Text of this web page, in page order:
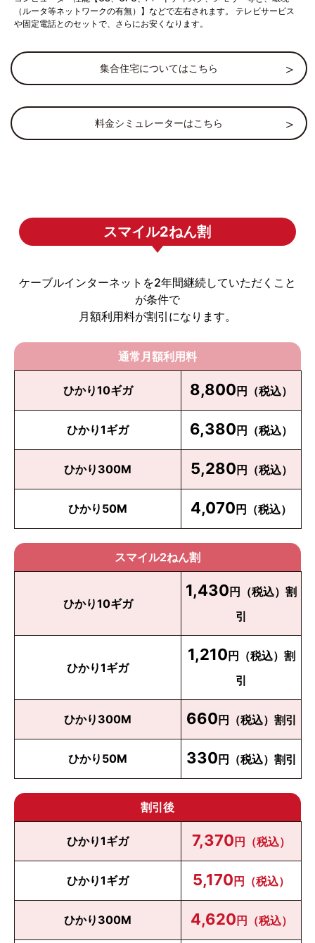
（ルータ等ネットワークの有無）】などで左右されます。 テレビサービス
や固定電話とのセットで、さらにお安くなります。
集合住宅についてはこちら
料金シミュレーターはこちら
スマイル2ねん割
ケーブルインターネットを2年間継続していただくこと
が条件で
月額利用料が割引になります。
通常月額利用料
ひかり10ギガ 8,800 円（税込）
ひかり1ギガ 6,380 円（税込）
ひかり300M 5,280 円（税込）
ひかり50M 4,070 円（税込）
スマイル2ねん割
ひかり10ギガ
1,430 円（税込）割
引
ひかり1ギガ
1,210 円（税込）割
引
ひかり300M 660 円（税込）割引
ひかり50M 330 円（税込）割引
割引後
ひかり1ギガ 7,370 円（税込）
ひかり1ギガ 5,170 円（税込）
ひかり300M 4,620 円（税込）